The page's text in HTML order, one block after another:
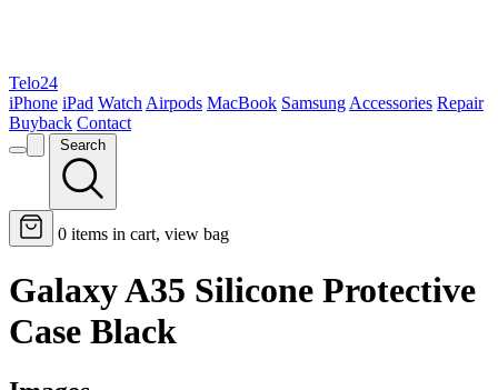
Telo24
iPhone iPad Watch Airpods MacBook Samsung Accessories Repair
Buyback Contact
Search
0 items in cart, view bag
Galaxy A35 Silicone Protective
Case Black